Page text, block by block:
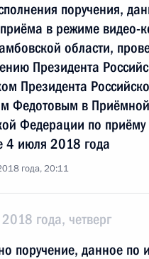
поручения,
в режиме видео-
области,
Президента
Президента
Федотовым в
Федерации по приёму
4 июля 2018 года
года, 20:11
года, четверг
поручение, данное по